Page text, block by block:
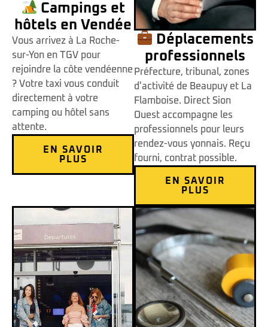
Campings et
hôtels en Vendée
Vous arrivez à La Roche-
sur-Yon en TGV pour
rejoindre la côte vendéenne
? Votre taxi vous conduit
directement à votre
camping ou hôtel sans
attente.
EN SAVOIR
PLUS
Déplacements
professionnels
Préfecture, tribunal, zones
d'activité de Beaupuy et La
Flamboise. Direct Sion
Ouest accompagne les
professionnels pour leurs
rendez-vous yonnais. Reçu
fourni, contrat possible.
EN SAVOIR
PLUS